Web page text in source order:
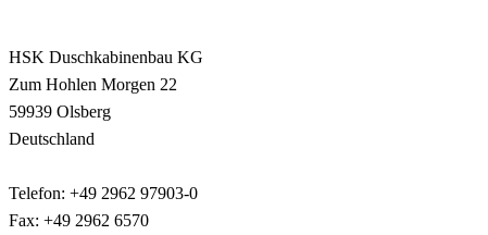
HSK Duschkabinenbau KG
Zum Hohlen Morgen 22
59939 Olsberg
Deutschland
Telefon: +49 2962 97903-0
Fax: +49 2962 6570